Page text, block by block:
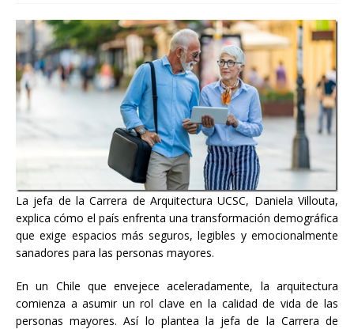
La jefa de la Carrera de Arquitectura UCSC, Daniela Villouta,
explica cómo el país enfrenta una transformación demográfica
que exige espacios más seguros, legibles y emocionalmente
sanadores para las personas mayores.
En un Chile que envejece aceleradamente, la arquitectura
comienza a asumir un rol clave en la calidad de vida de las
personas mayores. Así lo plantea la jefa de la Carrera de